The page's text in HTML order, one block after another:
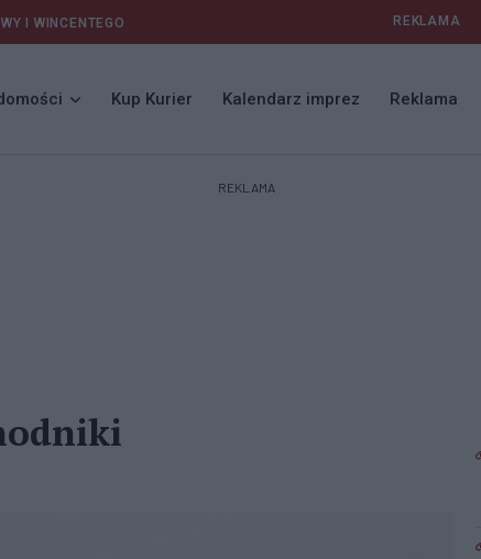
I WINCENTEGO REKLAMA
Kup Kurier Kalendarz imprez Reklama
REKLAMA